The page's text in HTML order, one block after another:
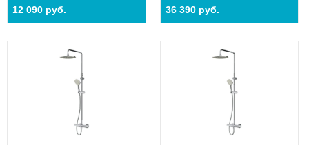
12 090 руб. 36 390 руб.